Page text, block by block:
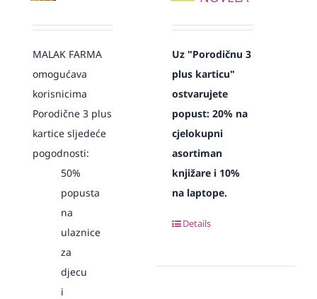
MALAK FARMA
omogućava
korisnicima
Porodične 3 plus
kartice sljedeće
pogodnosti:
50%
popusta
na
ulaznice
za
djecu
i
Uz "Porodičnu 3
plus karticu"
ostvarujete
popust: 20% na
cjelokupni
asortiman
knjižare i 10%
na laptope.
Details